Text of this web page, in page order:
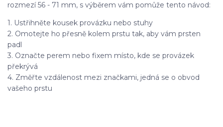
rozmezí 56 - 71 mm, s výběrem vám pomůže tento návod:
1. Ustřihněte kousek provázku nebo stuhy
2. Omotejte ho přesně kolem prstu tak, aby vám prsten
padl
3. Označte perem nebo fixem místo, kde se provázek
překrývá
4. Změřte vzdálenost mezi značkami, jedná se o obvod
vašeho prstu